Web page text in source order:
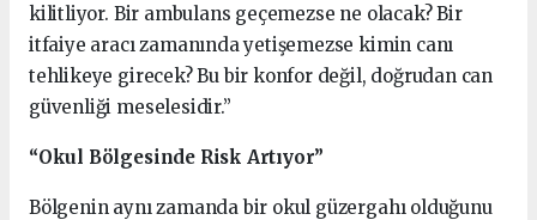
kilitliyor. Bir ambulans geçemezse ne olacak? Bir
itfaiye aracı zamanında yetişemezse kimin canı
tehlikeye girecek? Bu bir konfor değil, doğrudan can
güvenliği meselesidir.”
“Okul Bölgesinde Risk Artıyor”
Bölgenin aynı zamanda bir okul güzergahı olduğunu